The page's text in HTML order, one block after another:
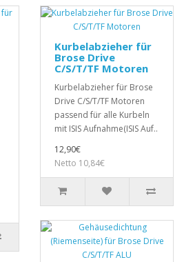
Kurbelabzieher für
Brose Drive
C/S/T/TF Motoren
Kurbelabzieher für Brose
Drive C/S/T/TF Motoren
passend für alle Kurbeln
mit ISIS Aufnahme(ISIS Auf..
12,90€
Netto 10,84€